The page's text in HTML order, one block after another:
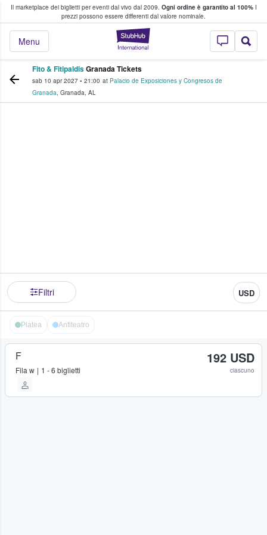
Il marketplace dei biglietti per eventi dal vivo dal 2009. Ogni ordine è garantito al 100%I
prezzi possono essere differenti dal valore nominale.
StubHub - Dove
Menu
fan comprano e vendono biglietti
Fito & FitipaldisGranada Tickets
sab 10 apr 2027 • 21:00 at Palacio de Exposiciones y Congresos de
Granada, Granada, AL
Filtri USD
Platea Anfiteatro
F
Fila w 1 - 6 biglietti
192 USD
ciascuno